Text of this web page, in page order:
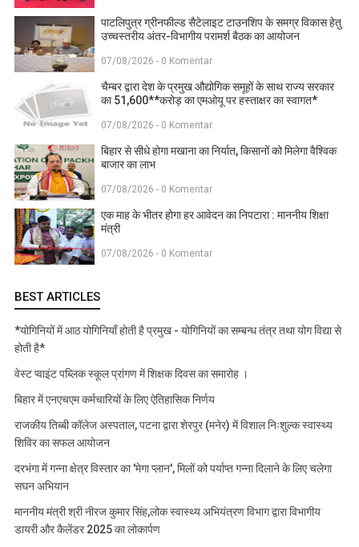
पाटलिपुत्र ग्रीनफील्ड सैटेलाइट टाउनशिप के समग्र विकास हेतु
उच्चस्तरीय अंतर-विभागीय परामर्श बैठक का आयोजन
07/08/2026 - 0 Komentar
चैम्बर द्वारा देश के प्रमुख औद्योगिक समूहों के साथ राज्य सरकार
का 51,600**करोड़ का एमओयू पर हस्ताक्षर का स्वागत*
07/08/2026 - 0 Komentar
बिहार से सीधे होगा मखाना का निर्यात, किसानों को मिलेगा वैश्विक
बाजार का लाभ
07/08/2026 - 0 Komentar
एक माह के भीतर होगा हर आवेदन का निपटारा : माननीय शिक्षा
मंत्री
07/08/2026 - 0 Komentar
BEST ARTICLES
*योगिनियों में आठ योगिनियाँ होती है प्रमुख - योगिनियों का सम्बन्ध तंत्र तथा योग विद्या से
होती है*
वेस्ट प्वाइंट पब्लिक स्कूल प्रांगण में शिक्षक दिवस का समारोह ।
बिहार में एनएचएम कर्मचारियों के लिए ऐतिहासिक निर्णय
राजकीय तिब्बी कॉलेज अस्पताल, पटना द्वारा शेरपुर (मनेर) में विशाल निःशुल्क स्वास्थ्य
शिविर का सफल आयोजन
दरभंगा में गन्ना क्षेत्र विस्तार का 'मेगा प्लान', मिलों को पर्याप्त गन्ना दिलाने के लिए चलेगा
सघन अभियान
माननीय मंत्री श्री नीरज कुमार सिंह,लोक स्वास्थ्य अभियंत्रण विभाग द्वारा विभागीय
डायरी और कैलेंडर 2025 का लोकार्पण